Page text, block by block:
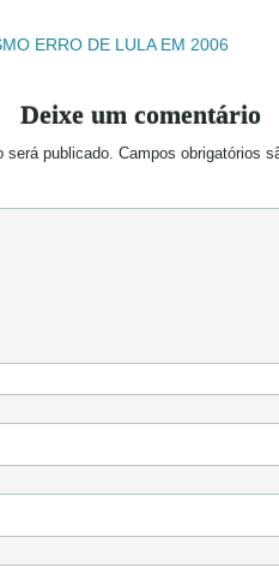
ERRO DE LULA EM 2006
Deixe um comentário
será publicado. Campos obrigatórios